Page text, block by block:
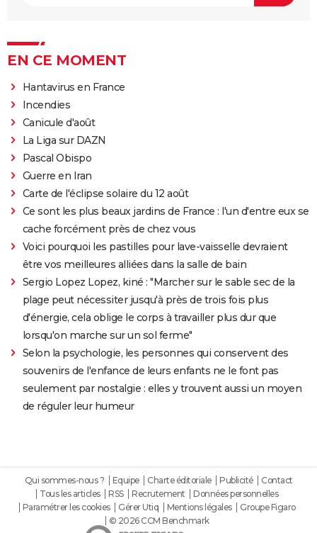
EN CE MOMENT
Hantavirus en France
Incendies
Canicule d'août
La Liga sur DAZN
Pascal Obispo
Guerre en Iran
Carte de l'éclipse solaire du 12 août
Ce sont les plus beaux jardins de France : l'un d'entre eux se
cache forcément près de chez vous
Voici pourquoi les pastilles pour lave-vaisselle devraient
être vos meilleures alliées dans la salle de bain
Sergio Lopez Lopez, kiné : "Marcher sur le sable sec de la
plage peut nécessiter jusqu'à près de trois fois plus
d'énergie, cela oblige le corps à travailler plus dur que
lorsqu'on marche sur un sol ferme"
Selon la psychologie, les personnes qui conservent des
souvenirs de l'enfance de leurs enfants ne le font pas
seulement par nostalgie : elles y trouvent aussi un moyen
de réguler leur humeur
Qui sommes-nous ? Equipe Charte éditoriale Publicité
Contact
Tous les articles
RSS Recrutement
Données personnelles
Paramétrer les cookies
Gérer Utiq Mentions légales
Groupe Figaro
© 2026 CCM Benchmark